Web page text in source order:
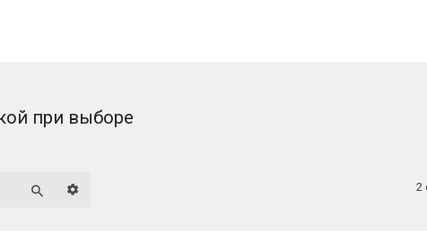
при выборе
Расширенный поиск 2